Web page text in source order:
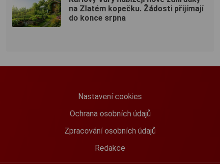
na Zlatém kopečku. Žádosti přijímají
do konce srpna
Nastavení cookies
Ochrana osobních údajů
Zpracování osobních údajů
Redakce